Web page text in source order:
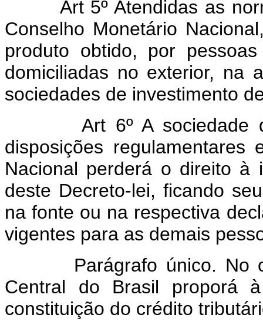
Art 5º Atendidas as
Conselho Monetário
produto obtido, por
domiciliadas no exterior, na
sociedades de investimento
Art 6º A sociedade
disposições regulamentares
Nacional perderá o direito
deste Decreto-lei, ficando
na fonte ou na respectiva
vigentes para as demais
Parágrafo único. No
Central do Brasil proporá
constituição do crédito